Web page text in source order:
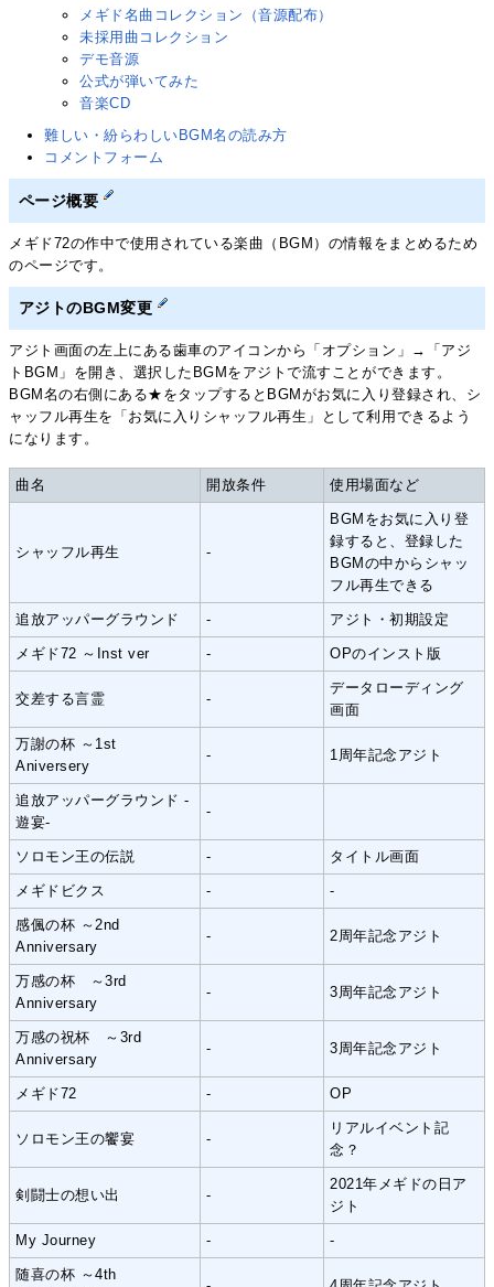
メギド名曲コレクション（音源配布）
未採用曲コレクション
デモ音源
公式が弾いてみた
音楽CD
難しい・紛らわしいBGM名の読み方
コメントフォーム
ページ概要
メギド72の作中で使用されている楽曲（BGM）の情報をまとめるため
のページです。
アジトのBGM変更
アジト画面の左上にある歯車のアイコンから「オプション」→「アジ
トBGM」を開き、選択したBGMをアジトで流すことができます。
BGM名の右側にある★をタップするとBGMがお気に入り登録され、シ
ャッフル再生を「お気に入りシャッフル再生」として利用できるよう
になります。
曲名 開放条件 使用場面など
シャッフル再生 -
BGMをお気に入り登
録すると、登録した
BGMの中からシャッ
フル再生できる
追放アッパーグラウンド - アジト・初期設定
メギド72 ～Inst ver - OPのインスト版
交差する言霊 -
データローディング
画面
万謝の杯 ～1st
Aniversery
- 1周年記念アジト
追放アッパーグラウンド -
遊宴-
-
ソロモン王の伝説 - タイトル画面
メギドビクス - -
感偑の杯 ～2nd
Anniversary
- 2周年記念アジト
万感の杯 ～3rd
Anniversary
- 3周年記念アジト
万感の祝杯 ～3rd
Anniversary
- 3周年記念アジト
メギド72 - OP
ソロモン王の饗宴 -
リアルイベント記
念？
剣闘士の想い出 -
2021年メギドの日ア
ジト
My Journey - -
随喜の杯 ～4th